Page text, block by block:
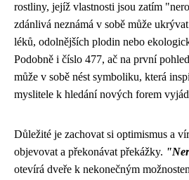
rostliny, jejíž vlastnosti jsou zatím
zdánlivá neznámá v sobě může
léků, odolnějších plodin nebo
Podobně i číslo 477, ač na první
může v sobě nést symboliku, která
myslitele k hledání nových forem
Důležité je zachovat si optimismus a
objevovat a překonávat překážky.
otevírá dveře k nekonečným